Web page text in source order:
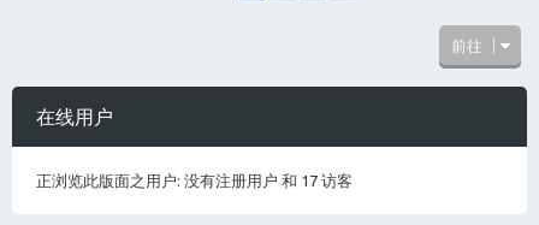
前往
在线用户
正浏览此版面之用户: 没有注册用户 和 17 访客